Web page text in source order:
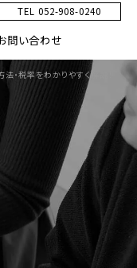
問い合わせ
TEL 052-908-0240
・税率をわかりやすく解説！